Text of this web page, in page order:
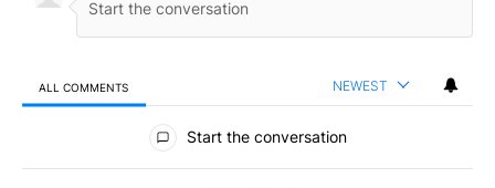
ALL COMMENTS NEWEST
All Comments
Start the conversation